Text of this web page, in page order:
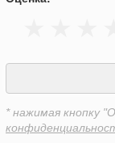
* нажимая кнопку